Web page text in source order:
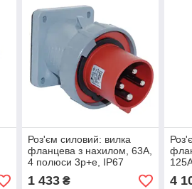
Роз'єм силовий: вилка
фланцева з нахилом, 63А,
4 полюси 3p+e, IP67
1 433₴
IP67
4